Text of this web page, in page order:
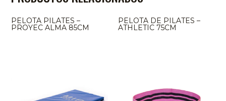
PELOTA PILATES –
PROYEC ALMA 85CM
PELOTA DE PILATES –
ATHLETIC 75CM